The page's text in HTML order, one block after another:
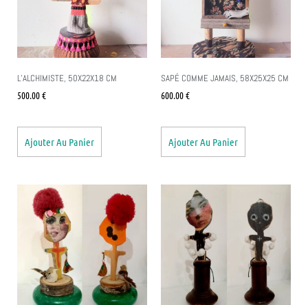
L’ALCHIMISTE, 50X22X18 CM
500.00€
Ajouter Au Panier
SAPÉ COMME JAMAIS, 58X25X25 CM
600.00€
Ajouter Au Panier